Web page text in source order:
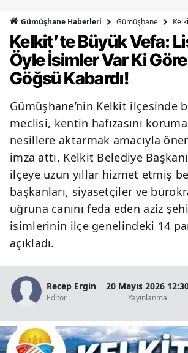
Bingöl
Bitlis
Burdur
Bursa
Çanakkale
Çankırı
Çorum
Edirne
Erzincan
Gümüşhane Haberleri Gümüşhane
Kelkit’te Büyük Vefa:
Öyle İsimler Var Ki
Göğsü Kabardı!
Gümüşhane’nin Kelkit ilçesinde
meclisi, kentin hafızasını
nesillere aktarmak amacıyla
imza attı. Kelkit Belediye
ilçeye uzun yıllar hizmet etmiş
başkanları, siyasetçiler ve
uğruna canını feda eden aziz
isimlerinin ilçe genelindeki 14
açıkladı.
Recep Ergin
Editör
20 Mayıs 2026
Yayınlanma